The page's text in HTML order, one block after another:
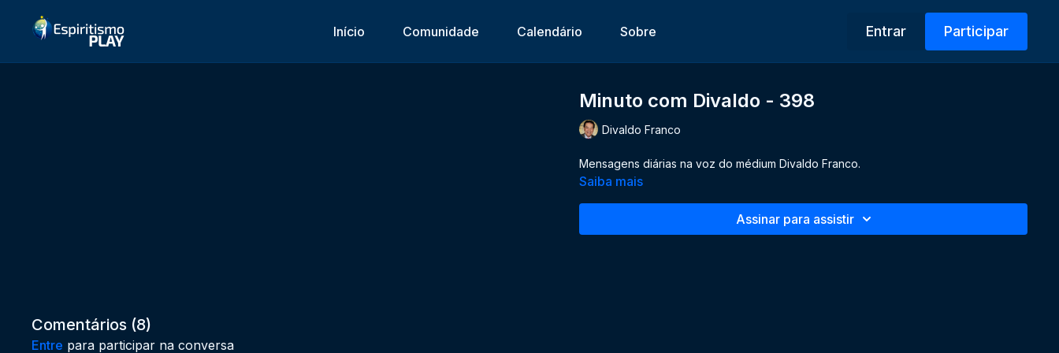
Início Comunidade Calendário Sobre Entrar Participar
Minuto com Divaldo - 398
Divaldo Franco
Mensagens diárias na voz do médium Divaldo Franco.
Saiba mais
Assinar para assistir
Comentários (8)
Entre para participar na conversa